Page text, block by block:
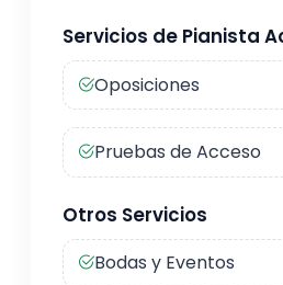
Servicios de Pianista
Oposiciones
Pruebas de Acceso
Otros Servicios
Bodas y Eventos